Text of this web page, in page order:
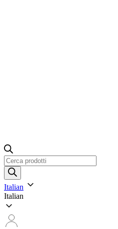
Ricerca
prodotti
Italian
Italian